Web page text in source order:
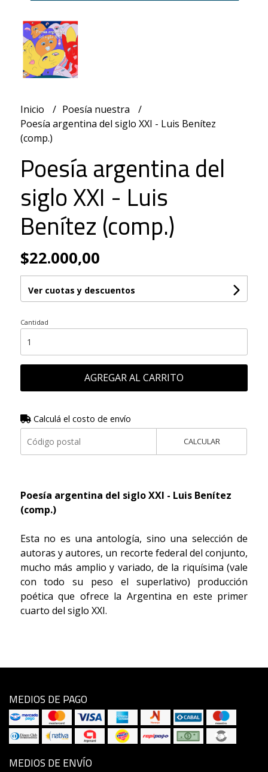
Inicio
Poesía nuestra
Poesía argentina del siglo XXI - Luis Benítez
(comp.)
Poesía argentina del
siglo XXI - Luis
Benítez (comp.)
$22.000,00
Ver cuotas y descuentos
Cantidad
AGREGAR AL CARRITO
Calculá el costo de envío
CALCULAR
Poesía argentina del siglo XXI - Luis Benítez
(comp.)
Esta no es una antología, sino una selección de
autoras y autores, un recorte federal del conjunto,
mucho más amplio y variado, de la riquísima (vale
con todo su peso el superlativo) producción
poética que ofrece la Argentina en este primer
cuarto del siglo XXI.
MEDIOS DE PAGO
MEDIOS DE ENVÍO